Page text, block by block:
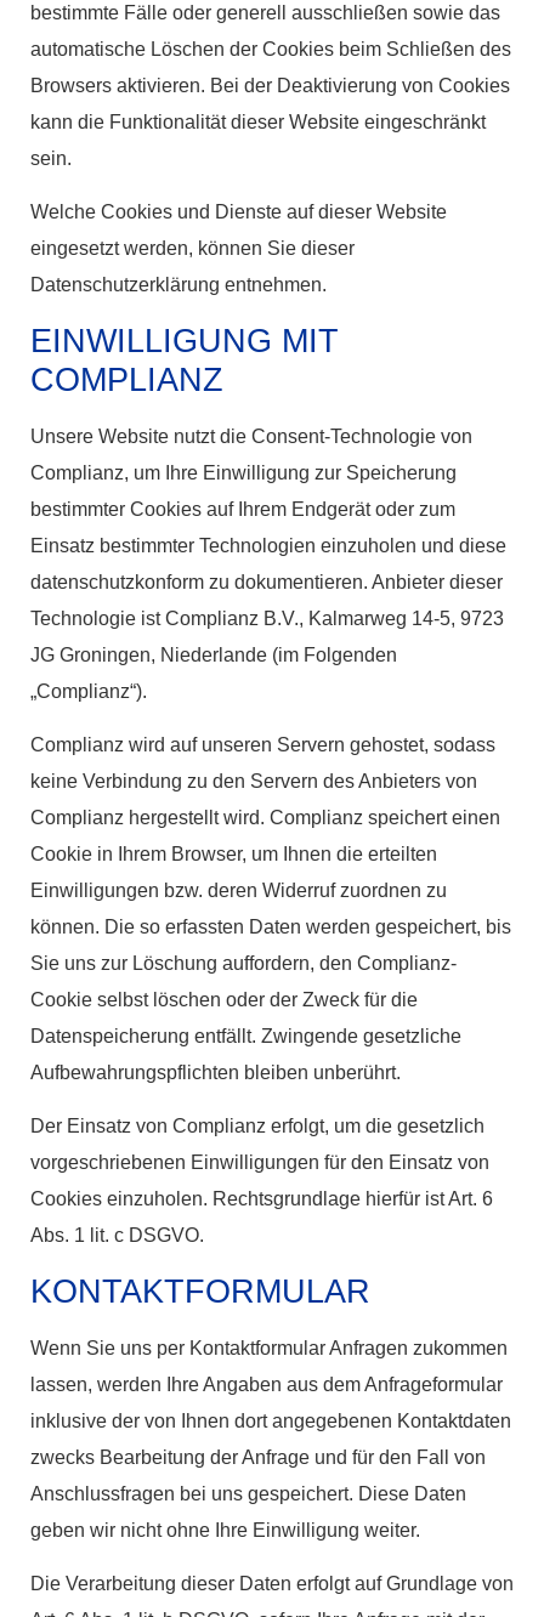
bestimmte Fälle oder generell ausschließen sowie das
automatische Löschen der Cookies beim Schließen des
Browsers aktivieren. Bei der Deaktivierung von Cookies
kann die Funktionalität dieser Website eingeschränkt
sein.
Welche Cookies und Dienste auf dieser Website
eingesetzt werden, können Sie dieser
Datenschutzerklärung entnehmen.
EINWILLIGUNG MIT
COMPLIANZ
Unsere Website nutzt die Consent-Technologie von
Complianz, um Ihre Einwilligung zur Speicherung
bestimmter Cookies auf Ihrem Endgerät oder zum
Einsatz bestimmter Technologien einzuholen und diese
datenschutzkonform zu dokumentieren. Anbieter dieser
Technologie ist Complianz B.V., Kalmarweg 14-5, 9723
JG Groningen, Niederlande (im Folgenden
„Complianz“).
Complianz wird auf unseren Servern gehostet, sodass
keine Verbindung zu den Servern des Anbieters von
Complianz hergestellt wird. Complianz speichert einen
Cookie in Ihrem Browser, um Ihnen die erteilten
Einwilligungen bzw. deren Widerruf zuordnen zu
können. Die so erfassten Daten werden gespeichert, bis
Sie uns zur Löschung auffordern, den Complianz-
Cookie selbst löschen oder der Zweck für die
Datenspeicherung entfällt. Zwingende gesetzliche
Aufbewahrungspflichten bleiben unberührt.
Der Einsatz von Complianz erfolgt, um die gesetzlich
vorgeschriebenen Einwilligungen für den Einsatz von
Cookies einzuholen. Rechtsgrundlage hierfür ist Art. 6
Abs. 1 lit. c DSGVO.
KONTAKTFORMULAR
Wenn Sie uns per Kontaktformular Anfragen zukommen
lassen, werden Ihre Angaben aus dem Anfrageformular
inklusive der von Ihnen dort angegebenen Kontaktdaten
zwecks Bearbeitung der Anfrage und für den Fall von
Anschlussfragen bei uns gespeichert. Diese Daten
geben wir nicht ohne Ihre Einwilligung weiter.
Die Verarbeitung dieser Daten erfolgt auf Grundlage von